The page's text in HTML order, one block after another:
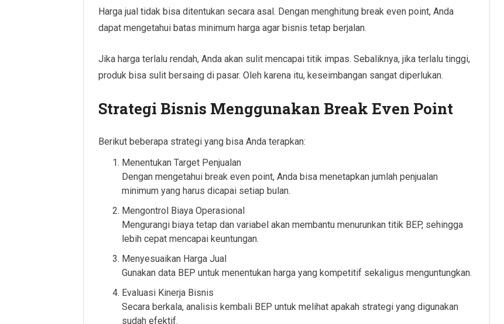
Harga jual tidak bisa ditentukan secara asal. Dengan menghitung break even point, Anda
dapat mengetahui batas minimum harga agar bisnis tetap berjalan.
Jika harga terlalu rendah, Anda akan sulit mencapai titik impas. Sebaliknya, jika terlalu tinggi,
produk bisa sulit bersaing di pasar. Oleh karena itu, keseimbangan sangat diperlukan.
Strategi Bisnis Menggunakan Break Even Point
Berikut beberapa strategi yang bisa Anda terapkan:
Menentukan Target Penjualan
Dengan mengetahui break even point, Anda bisa menetapkan jumlah penjualan
minimum yang harus dicapai setiap bulan.
Mengontrol Biaya Operasional
Mengurangi biaya tetap dan variabel akan membantu menurunkan titik BEP, sehingga
lebih cepat mencapai keuntungan.
Menyesuaikan Harga Jual
Gunakan data BEP untuk menentukan harga yang kompetitif sekaligus menguntungkan.
Evaluasi Kinerja Bisnis
Secara berkala, analisis kembali BEP untuk melihat apakah strategi yang digunakan
sudah efektif.